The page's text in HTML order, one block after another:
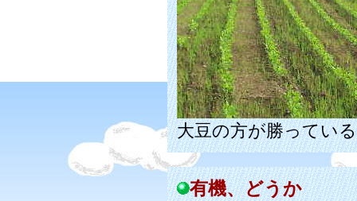
大豆の方が勝ってい
有機、どうか